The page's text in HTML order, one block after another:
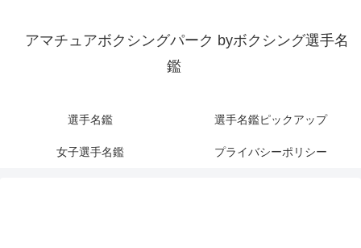
アマチュアボクシングパーク byボクシング選手名
鑑
選手名鑑 選手名鑑ピックアップ
女子選手名鑑 プライバシーポリシー